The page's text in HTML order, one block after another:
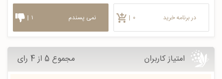
در برنامه خرید | ۰ نمی پسندم | ۱
امتیاز کاربران مجموع 5 از 4 رای